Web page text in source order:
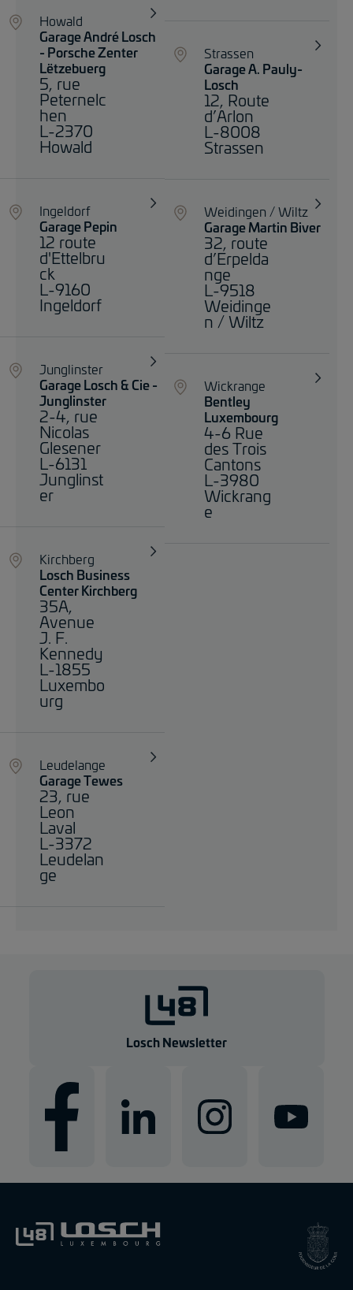
Howald
Garage André Losch
- Porsche Zenter
Lëtzebuerg
5, rue
Peternelc
hen
L-2370
Howald
Ingeldorf
Garage Pepin
12 route
d'Ettelbru
ck
L-9160
Ingeldorf
Junglinster
Garage Losch & Cie -
Junglinster
2-4, rue
Nicolas
Glesener
L-6131
Junglinst
er
Kirchberg
Losch Business
Center Kirchberg
35A,
Avenue
J. F.
Kennedy
L-1855
Luxembo
urg
Leudelange
Garage Tewes
23, rue
Leon
Laval
L-3372
Leudelan
ge
Strassen
Garage A. Pauly-
Losch
12, Route
d’Arlon
L-8008
Strassen
Weidingen / Wiltz
Garage Martin Biver
32, route
d’Erpelda
nge
L-9518
Weidinge
n / Wiltz
Wickrange
Bentley
Luxembourg
4-6 Rue
des Trois
Cantons
L-3980
Wickrang
e
Losch Newsletter